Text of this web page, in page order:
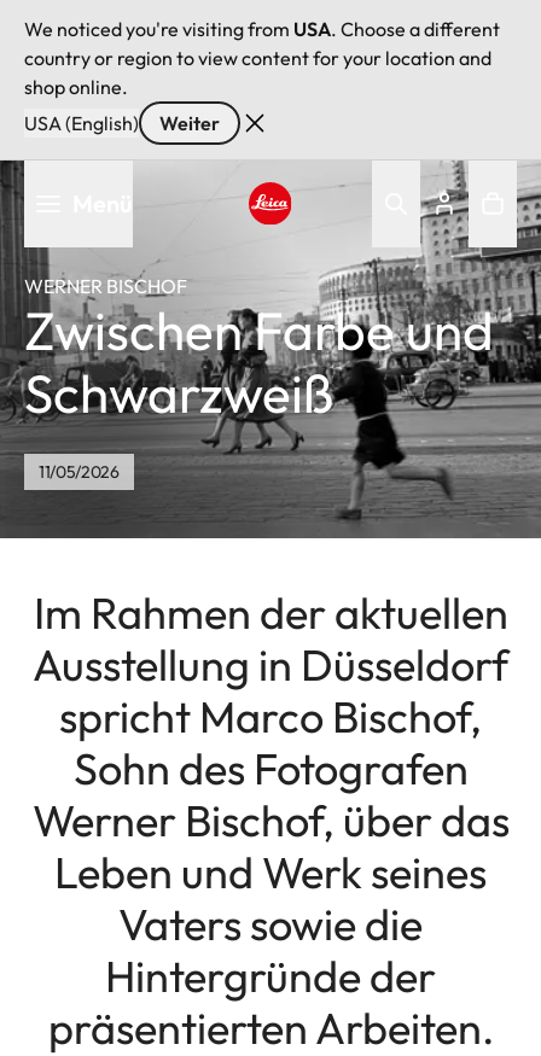
We noticed you're visiting from USA. Choose a different
country or region to view content for your location and
shop online.
USA (English)
Weiter
Direkt
zum
Inhalt
WERNER BISCHOF
Zwischen Farbe und
Schwarzweiß
11/05/2026
Im Rahmen der aktuellen
Ausstellung in Düsseldorf
spricht Marco Bischof,
Sohn des Fotografen
Werner Bischof, über das
Leben und Werk seines
Vaters sowie die
Hintergründe der
präsentierten Arbeiten.